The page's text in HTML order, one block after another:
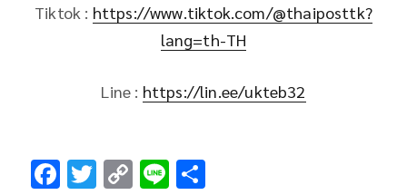
Tiktok : https://www.tiktok.com/@thaiposttk?
lang=th-TH
Line : https://lin.ee/ukteb32
F T C Li